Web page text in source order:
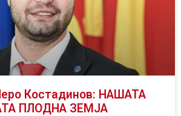
Костадинов: НАШАТА
ПЛОДНА ЗЕМЈА